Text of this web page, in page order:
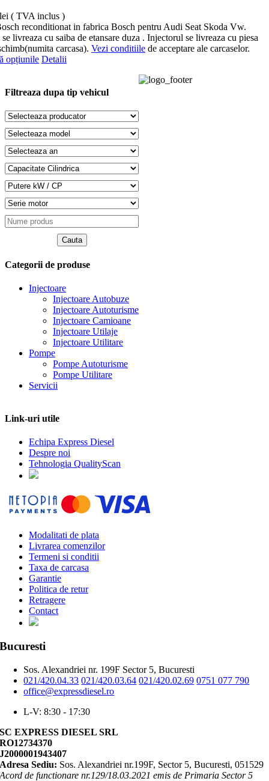
lei ( TVA inclus )
reconditionat in fabrica Bosch pentru Audi Seat Skoda Vw.
livreaza cu saiba de etansare duza . Injectorul se livreaza cu piesa
carcasa). Vezi conditiile de acceptare ale carcaselor.
opțiunile Acest
mai
variații.
Opțiunile
pot
fi
alese
în
pagina
produsului.
Detalii
Filtreaza dupa tip vehicul
Categorii de produse
Injectoare
Injectoare Autobuze
Injectoare Autoturisme
Injectoare Camioane
Injectoare Utilaje
Injectoare Utilitare
Pompe
Pompe Autoturisme
Pompe Utilitare
Servicii
Link-uri utile
Echipa Express Diesel
Despre noi
Tehnologia QualityScan
Modalitati de plata
Livrarea comenzilor
Termeni si conditii
Taxa de carcasa
Garantie
Politica de retur
Retragere
Contact
Bucuresti
Sos. Alexandriei nr. 199F Sector 5, Bucuresti
021/420.04.33 021/420.03.64 021/420.02.69 0751 077 790
office@expressdiesel.ro
L-V: 8:30 - 17:30
SC EXPRESS DIESEL SRL
RO12734370
J2000001943407
Adresa Sediu: Sos. Alexandriei nr.199F, Sector 5, Bucuresti, 051529
Acord de functionare nr.129/18.03.2021 emis de Primaria Sector 5